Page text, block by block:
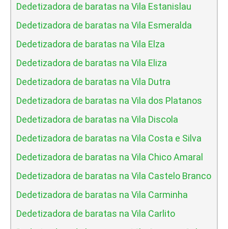
Dedetizadora de baratas na Vila Estanislau
Dedetizadora de baratas na Vila Esmeralda
Dedetizadora de baratas na Vila Elza
Dedetizadora de baratas na Vila Eliza
Dedetizadora de baratas na Vila Dutra
Dedetizadora de baratas na Vila dos Platanos
Dedetizadora de baratas na Vila Discola
Dedetizadora de baratas na Vila Costa e Silva
Dedetizadora de baratas na Vila Chico Amaral
Dedetizadora de baratas na Vila Castelo Branco
Dedetizadora de baratas na Vila Carminha
Dedetizadora de baratas na Vila Carlito